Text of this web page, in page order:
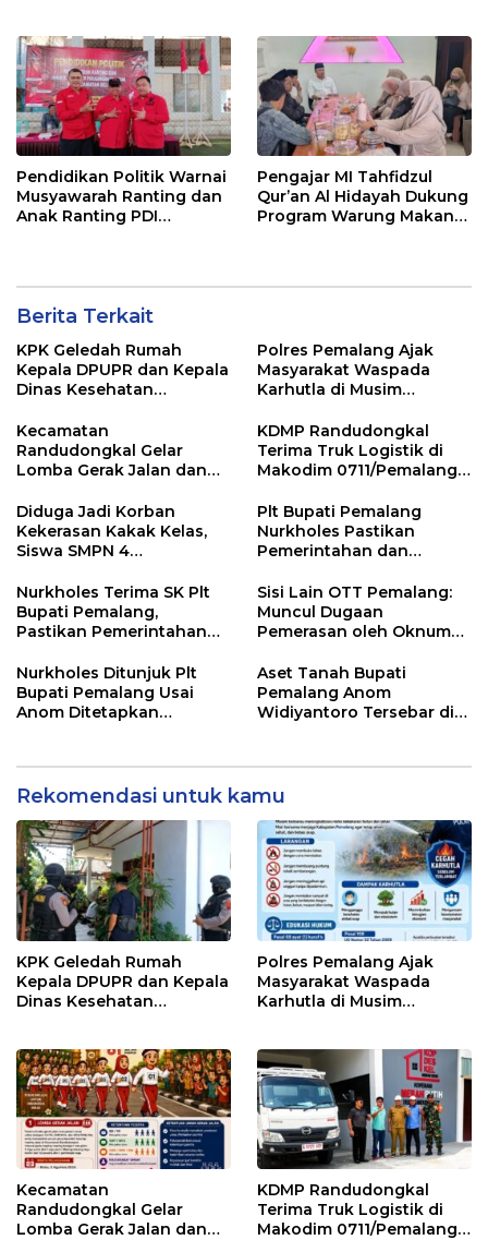
Pendidikan Politik Warnai
Musyawarah Ranting dan
Anak Ranting PDI
Pengajar MI Tahfidzul
Qur’an Al Hidayah Dukung
Program Warung Makan
Berita Terkait
KPK Geledah Rumah
Kepala DPUPR dan Kepala
Dinas Kesehatan
Polres Pemalang Ajak
Masyarakat Waspada
Karhutla di Musim
Kecamatan
Randudongkal Gelar
Lomba Gerak Jalan dan
HUT RI ke-81
KDMP Randudongkal
Terima Truk Logistik di
Makodim 0711/Pemalang
Desa
Diduga Jadi Korban
Kekerasan Kakak Kelas,
Siswa SMPN 4
Dunia
Plt Bupati Pemalang
Nurkholes Pastikan
Pemerintahan dan
Berjalan
Nurkholes Terima SK Plt
Bupati Pemalang,
Pastikan Pemerintahan
Sisi Lain OTT Pemalang:
Muncul Dugaan
Pemerasan oleh Oknum
Nurkholes Ditunjuk Plt
Bupati Pemalang Usai
Anom Ditetapkan
Aset Tanah Bupati
Pemalang Anom
Widiyantoro Tersebar di
Rekomendasi untuk kamu
KPK Geledah Rumah
Kepala DPUPR dan Kepala
Dinas Kesehatan
Polres Pemalang Ajak
Masyarakat Waspada
Karhutla di Musim
Kecamatan
Randudongkal Gelar
Lomba Gerak Jalan dan
KDMP Randudongkal
Terima Truk Logistik di
Makodim 0711/Pemalang